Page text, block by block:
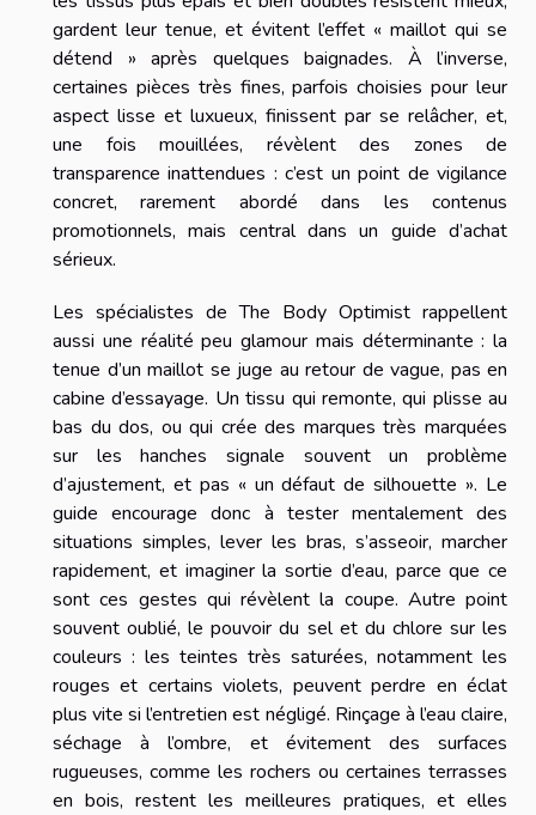
gardent leur tenue, et évitent l’effet « maillot qui se
détend » après quelques baignades. À l’inverse,
certaines pièces très fines, parfois choisies pour leur
aspect lisse et luxueux, finissent par se relâcher, et,
une fois mouillées, révèlent des zones de
transparence inattendues : c’est un point de vigilance
concret, rarement abordé dans les contenus
promotionnels, mais central dans un guide d’achat
sérieux.
Les spécialistes de The Body Optimist rappellent
aussi une réalité peu glamour mais déterminante : la
tenue d’un maillot se juge au retour de vague, pas en
cabine d’essayage. Un tissu qui remonte, qui plisse au
bas du dos, ou qui crée des marques très marquées
sur les hanches signale souvent un problème
d’ajustement, et pas « un défaut de silhouette ». Le
guide encourage donc à tester mentalement des
situations simples, lever les bras, s’asseoir, marcher
rapidement, et imaginer la sortie d’eau, parce que ce
sont ces gestes qui révèlent la coupe. Autre point
souvent oublié, le pouvoir du sel et du chlore sur les
couleurs : les teintes très saturées, notamment les
rouges et certains violets, peuvent perdre en éclat
plus vite si l’entretien est négligé. Rinçage à l’eau claire,
séchage à l’ombre, et évitement des surfaces
rugueuses, comme les rochers ou certaines terrasses
en bois, restent les meilleures pratiques, et elles